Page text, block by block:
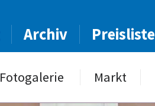
Archiv Preisliste
Fotogalerie Markt